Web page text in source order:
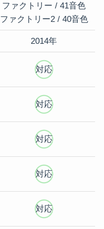
ファクトリー / 41音色
ファクトリー2 / 40音色
2014年
対応
対応
対応
対応
対応